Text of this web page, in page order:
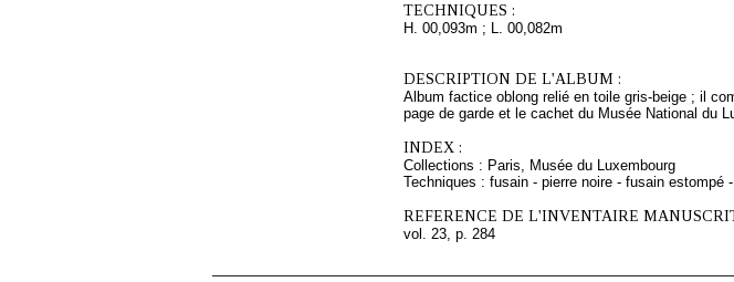
TECHNIQUES :
H. 00,093m ; L. 00,082m
DESCRIPTION DE L'ALBUM :
Album factice oblong relié en toile gris-beige ; il
page de garde et le cachet du Musée National du
INDEX :
Collections : Paris, Musée du Luxembourg
Techniques : fusain - pierre noire - fusain estompé
REFERENCE DE L'INVENTAIRE
vol. 23, p. 284